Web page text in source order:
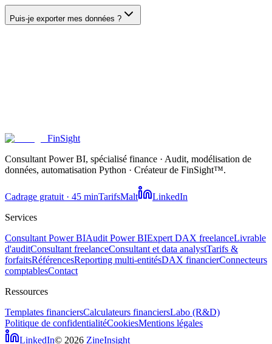
Puis-je exporter mes données ?
Cadrage gratuit · 45 min
FinSight
Consultant Power BI, spécialisé finance · Audit, modélisation de
données, automatisation Python · Créateur de FinSight™.
Cadrage gratuit · 45 minTarifsMalt
LinkedIn
Services
Consultant Power BIAudit Power BIExpert DAX freelanceLivrable
d'auditConsultant freelanceConsultant et data analystTarifs &
forfaitsRéférencesReporting multi-entitésDAX financierConnecteurs
comptablesContact
Ressources
Templates financiersCalculateurs financiersLabo (R&D)
Politique de confidentialitéCookiesMentions légales
LinkedIn© 2026 ZineInsight